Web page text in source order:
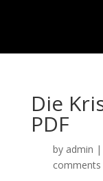
Die
PDF
by admin |
comments